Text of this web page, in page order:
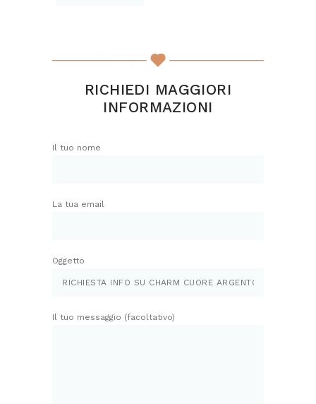
RICHIEDI MAGGIORI
INFORMAZIONI
Il tuo nome
La tua email
Oggetto
Il tuo messaggio (facoltativo)